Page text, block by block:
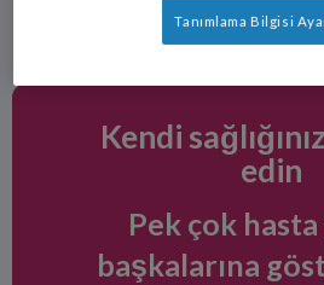
Bakıcılara
Kendi
edin
Pek çok hasta
başkalarına
Tanımlama Bilgisi